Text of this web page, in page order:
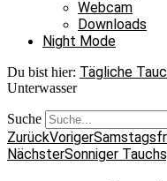
Webcam
Downloads
Night Mode
Du bist hier: Tägliche
Unterwasser
Suche
ZurückVoriger
NächsterSonniger